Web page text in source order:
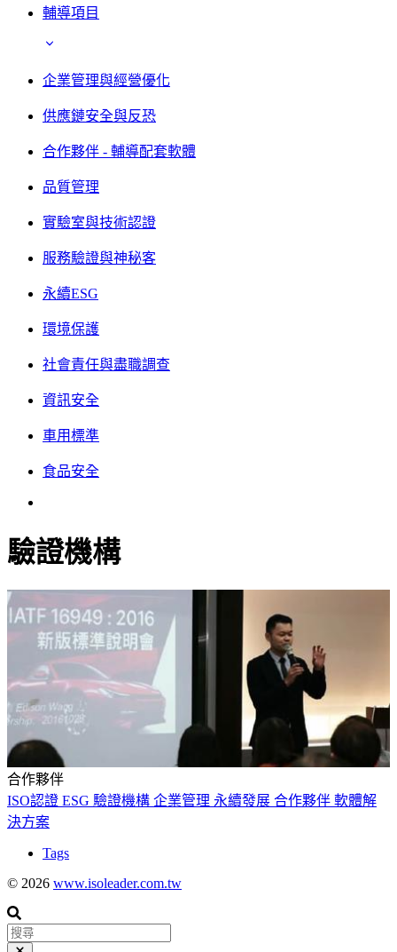
輔導項目
企業管理與經營優化
供應鏈安全與反恐
合作夥伴 - 輔導配套軟體
品質管理
實驗室與技術認證
服務驗證與神秘客
永續ESG
環境保護
社會責任與盡職調查
資訊安全
車用標準
食品安全
驗證機構
合作夥伴
ISO認證 ESG 驗證機構 企業管理 永續發展 合作夥伴 軟體解
決方案
Tags
© 2026 www.isoleader.com.tw